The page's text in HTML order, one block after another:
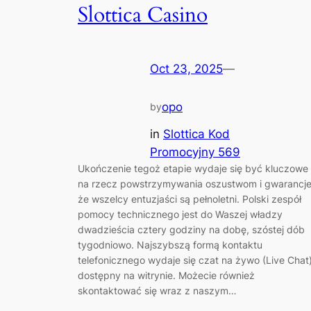
Slottica Casino
Oct 23, 2025—
byopo
in Slottica Kod
Promocyjny 569
Ukończenie tegoż etapie wydaje się być kluczowe
na rzecz powstrzymywania oszustwom i
że wszelcy entuzjaści są pełnoletni. Polski zespół
pomocy technicznego jest do Waszej władzy
dwadzieścia cztery godziny na dobę, szóstej dób
tygodniowo. Najszybszą formą kontaktu
telefonicznego wydaje się czat na żywo (Live
dostępny na witrynie. Możecie również
skontaktować się wraz z naszym…